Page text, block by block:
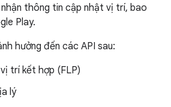
thông tin cập nhật vị trí, bao
Play.
hưởng đến các API sau:
trí kết hợp (FLP)
lý